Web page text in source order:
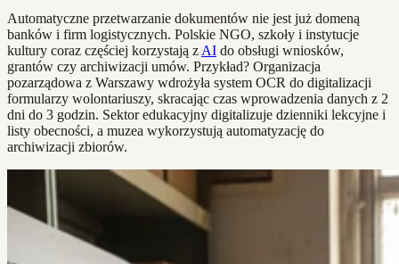
Automatyczne przetwarzanie dokumentów nie jest już domeną
banków i firm logistycznych. Polskie NGO, szkoły i instytucje
kultury coraz częściej korzystają z AI do obsługi wniosków,
grantów czy archiwizacji umów. Przykład? Organizacja
pozarządowa z Warszawy wdrożyła system OCR do digitalizacji
formularzy wolontariuszy, skracając czas wprowadzenia danych z 2
dni do 3 godzin. Sektor edukacyjny digitalizuje dzienniki lekcyjne i
listy obecności, a muzea wykorzystują automatyzację do
archiwizacji zbiorów.